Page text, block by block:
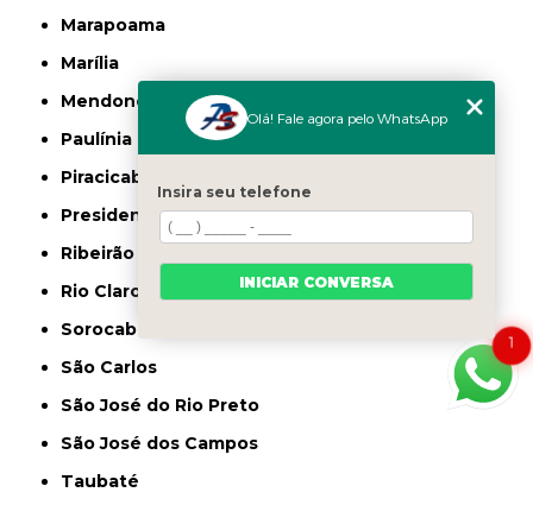
Marapoama
Marília
Mendonça
Paulínia
Piracicaba
Presidente Prudente
Ribeirão Preto
Rio Claro
Sorocaba
São Carlos
São José do Rio Preto
São José dos Campos
Taubaté
1
Olá! Fale agora pelo WhatsApp
Insira seu telefone
INICIAR CONVERSA